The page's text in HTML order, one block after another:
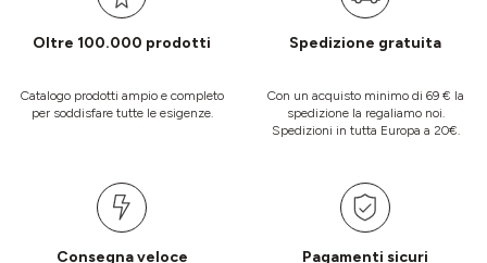
Oltre 100.000 prodotti
Catalogo prodotti ampio e completo
per soddisfare tutte le esigenze.
Spedizione gratuita
Con un acquisto minimo di 69 € la
spedizione la regaliamo noi.
Spedizioni in tutta Europa a 20€.
Consegna veloce Pagamenti sicuri